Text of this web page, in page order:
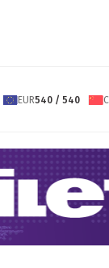
EUR540 / 540